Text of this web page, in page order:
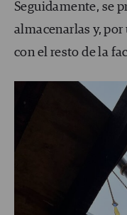
Seguidamente, se
almacenarlas y,
con el resto de la